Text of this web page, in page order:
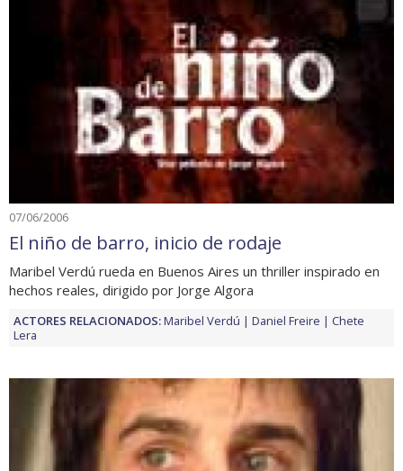
07/06/2006
El niño de barro, inicio de rodaje
Maribel Verdú rueda en Buenos Aires un thriller inspirado en
hechos reales, dirigido por Jorge Algora
ACTORES RELACIONADOS:Maribel Verdú Daniel Freire
Chete
Lera